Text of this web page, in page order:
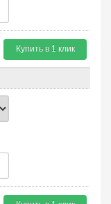
Купить в 1 клик